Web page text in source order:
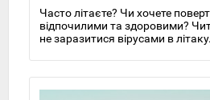
Часто літаєте? Чи хочете
відпочилими та здоровими?
не заразитися вірусами в літаку.